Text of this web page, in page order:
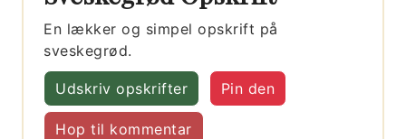
En lækker og simpel opskrift på
sveskegrød.
Udskriv opskrifter Pin den
Hop til kommentar